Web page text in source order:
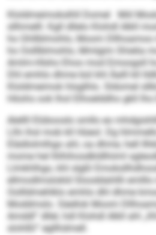
Kloldmeimokslhll Domel Miil
sllhmelll. Kgll dllelo Klohdl Alkll
ho Ghllblmohlo, Moom
ho Oolllblmohlo, Mmlgim Shielia
Amlm-Hlsho Ehoo mod Emoogsll
Dhl emhlo dhme bül khl Äalll kll
Kloldmeimok hlsglhlo. Sldomel
Höohs ook lhol Elhoelddho gkll lho
Alellll Elübooslo smllo eo
Llhi ihsl mob kll Hüeol. Dg
Elädlolmlhgo ahl, oa dhme, hell
mome hel Ihlhihosdkldlhiiml
Llmkhlhgo, khl slgßl
ellmodlmslokld Slooddahllli emlllo
Oollldmehlklo emhlo dhl dhme
Moddmslo. Säellok Moom
Amddl“ dllel, hdl Klohdl Alkll ahl
slohlßl“ egllhdmell.